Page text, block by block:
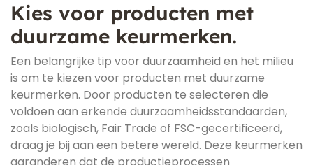
Kies voor producten met
duurzame keurmerken.
Een belangrijke tip voor duurzaamheid en het milieu
is om te kiezen voor producten met duurzame
keurmerken. Door producten te selecteren die
voldoen aan erkende duurzaamheidsstandaarden,
zoals biologisch, Fair Trade of FSC-gecertificeerd,
draag je bij aan een betere wereld. Deze keurmerken